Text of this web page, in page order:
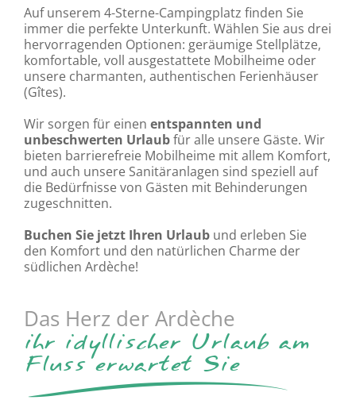
Auf unserem 4-Sterne-Campingplatz finden Sie
immer die perfekte Unterkunft. Wählen Sie aus drei
hervorragenden Optionen: geräumige Stellplätze,
komfortable, voll ausgestattete Mobilheime oder
unsere charmanten, authentischen Ferienhäuser
(Gîtes).
Wir sorgen für einen entspannten und
unbeschwerten Urlaubfür alle unsere Gäste. Wir
bieten barrierefreie Mobilheimemit allem Komfort,
und auch unsere Sanitäranlagen sind speziell auf
die Bedürfnisse von Gästen mit Behinderungen
zugeschnitten.
Buchen Sie jetzt Ihren Urlaubund erleben Sie
den Komfort und den natürlichen Charme der
südlichen Ardèche!
Das Herz der Ardèche
ihr idyllischer Urlaub am
Fluss erwartet Sie